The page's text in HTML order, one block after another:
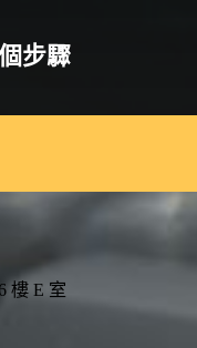
步驟
樓 E 室